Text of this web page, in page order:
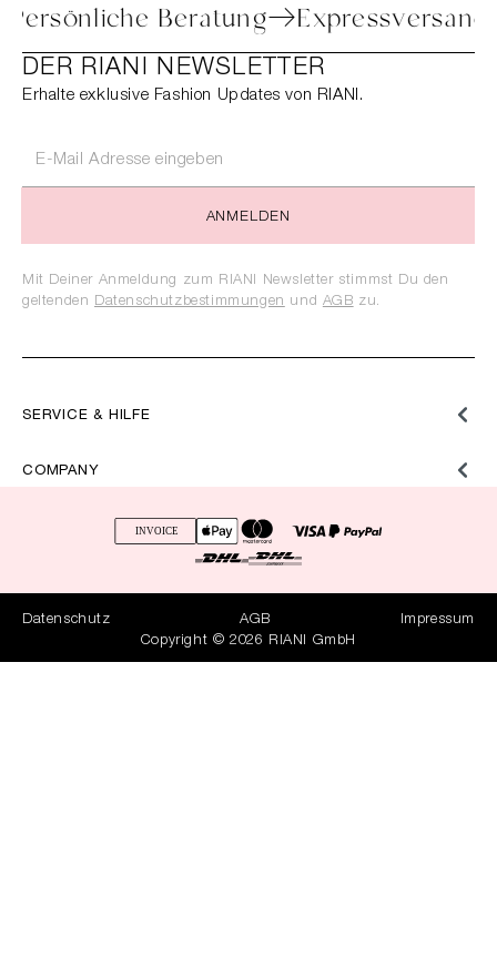
Persönliche Beratung
SERVICE & HILFE
COMPANY
DER RIANI NEWSLETTER
Erhalte exklusive Fashion Updates von RIANI.
ANMELDEN
Mit Deiner Anmeldung zum RIANI Newsletter stimmst Du den
geltenden Datenschutzbestimmungen und AGB zu.
Datenschutz AGB
Impressum
Copyright © 2026 RIANI GmbH